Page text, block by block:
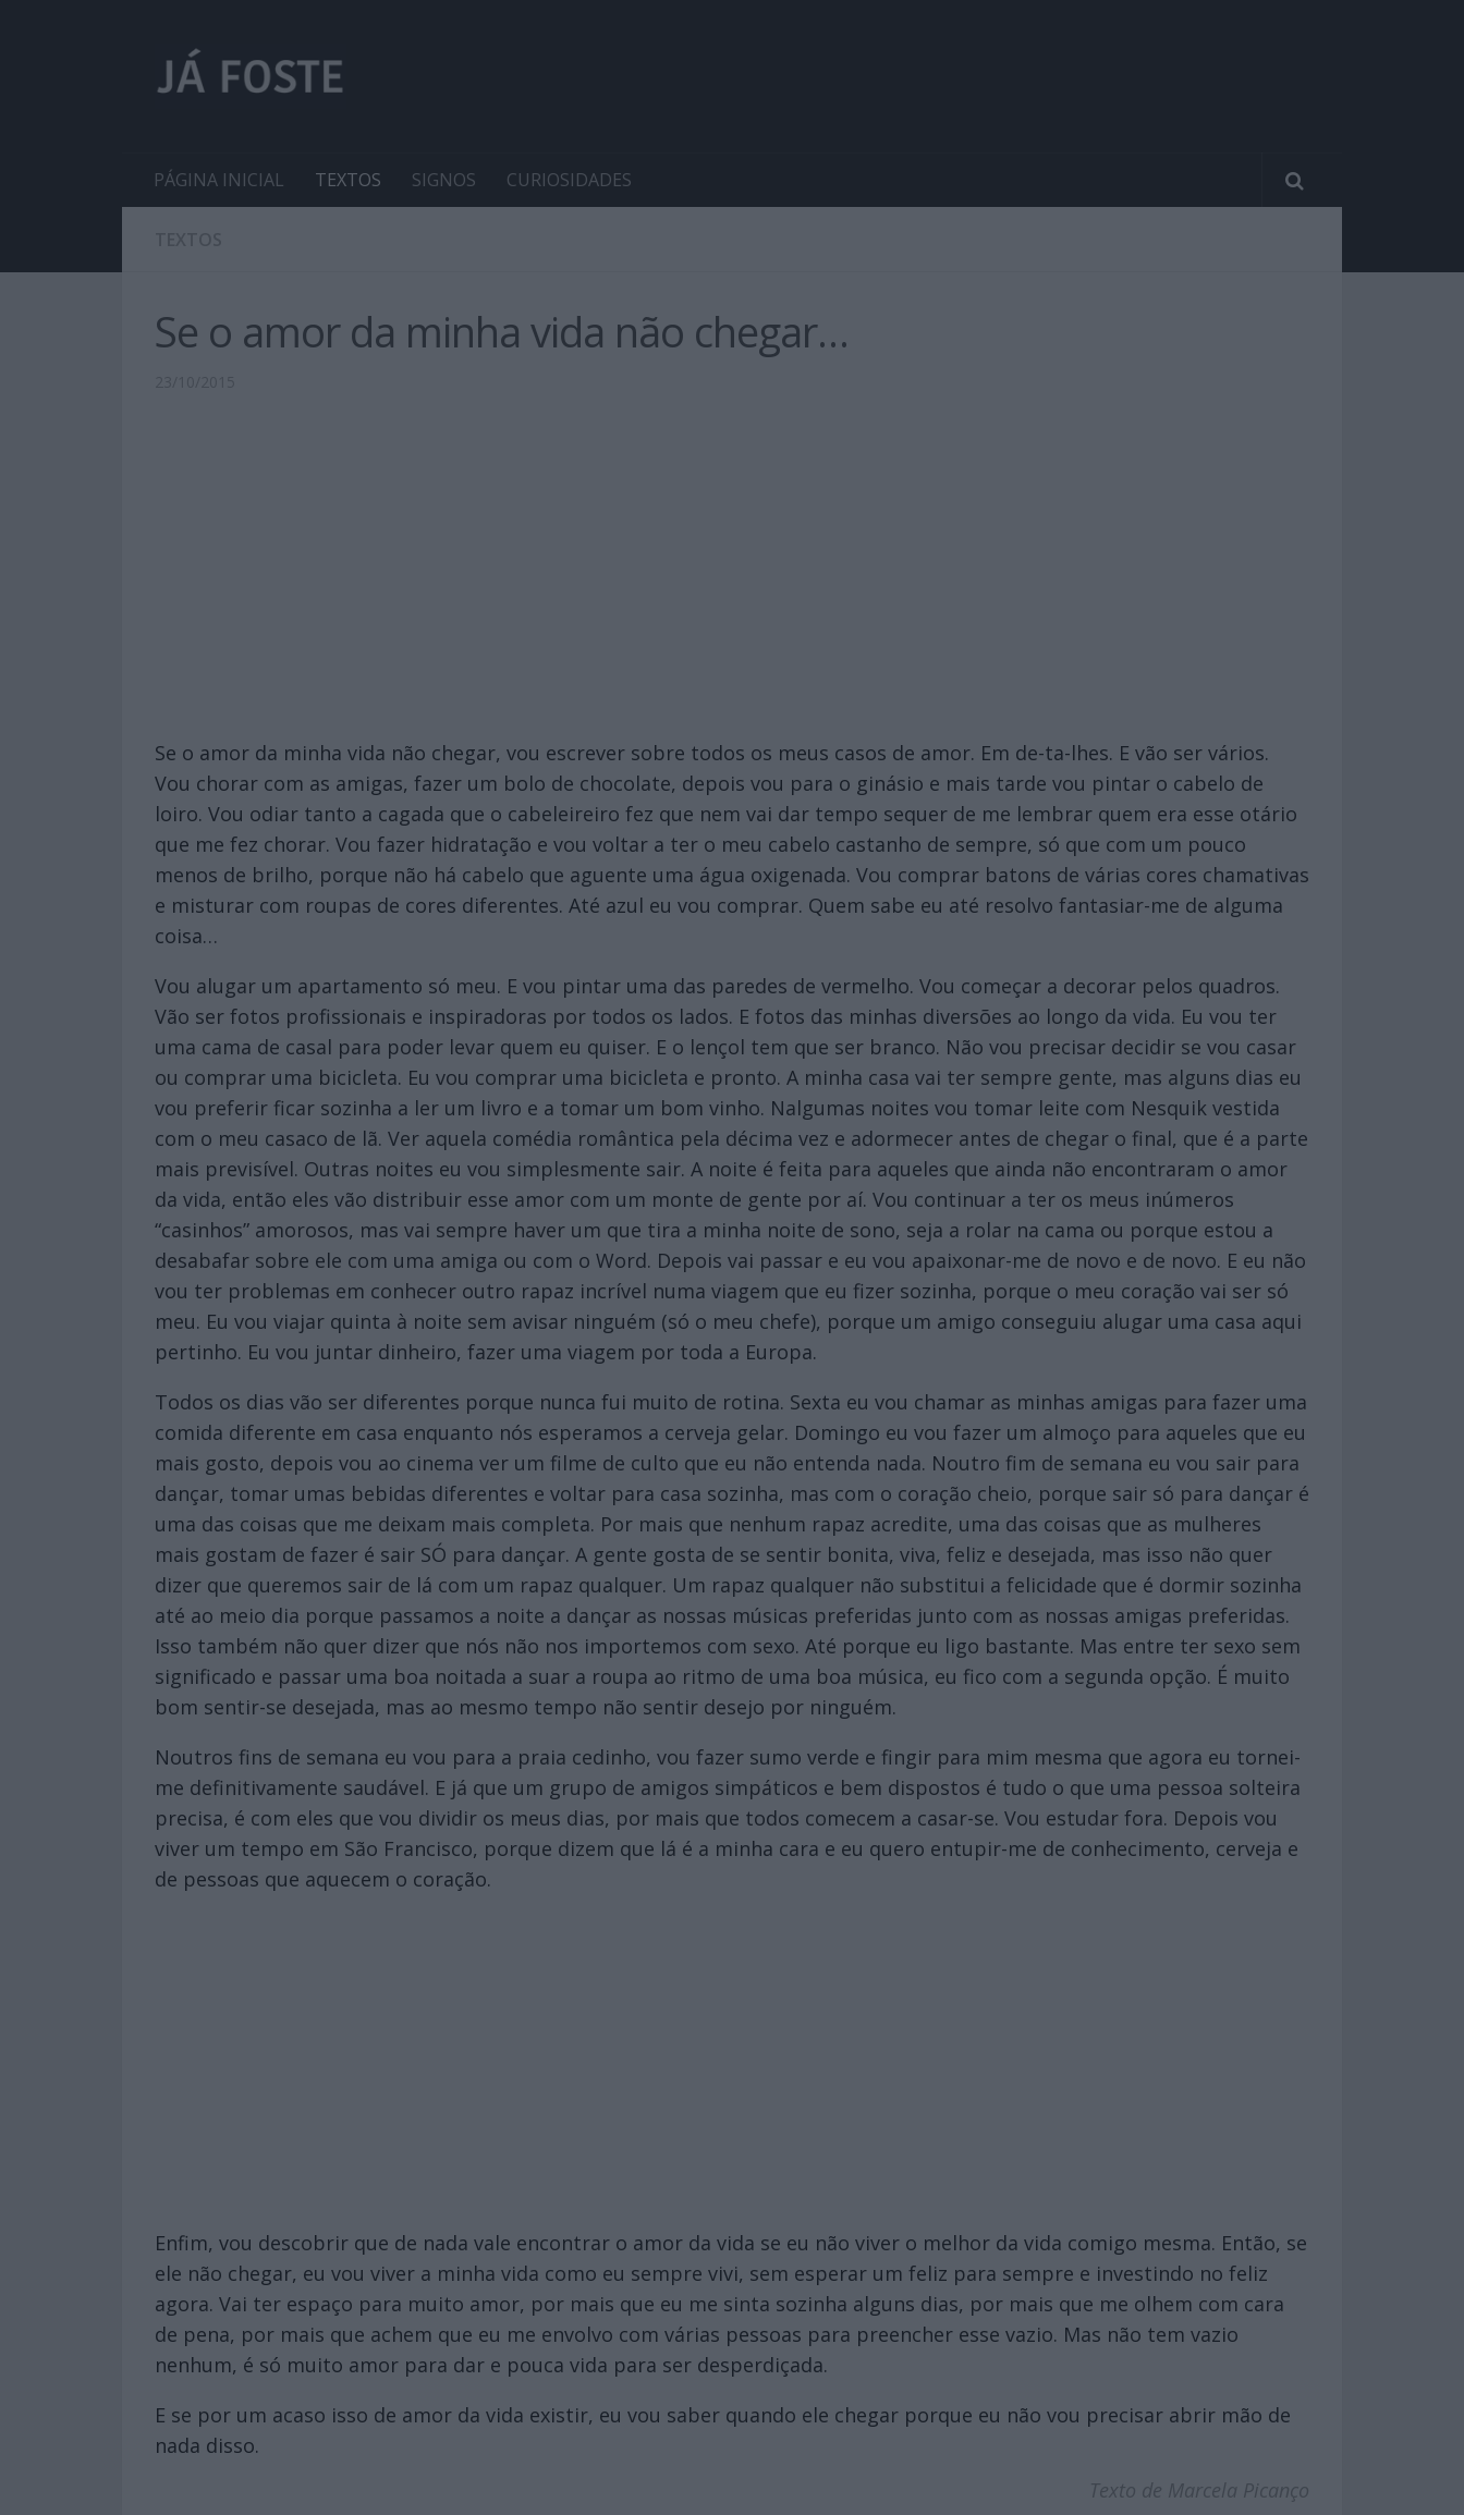
PÁGINA INICIAL TEXTOS SIGNOS CURIOSIDADES
Se o amor da minha vida não chegar…
Se o amor da minha vida não chegar, vou escrever sobre todos os meus casos de amor. Em de-ta-lhes. E vão ser vários.
Vou chorar com as amigas, fazer um bolo de chocolate, depois vou para o ginásio e mais tarde vou pintar o cabelo de
loiro. Vou odiar tanto a cagada que o cabeleireiro fez que nem vai dar tempo sequer de me lembrar quem era esse otário
que me fez chorar. Vou fazer hidratação e vou voltar a ter o meu cabelo castanho de sempre, só que com um pouco
menos de brilho, porque não há cabelo que aguente uma água oxigenada. Vou comprar batons de várias cores chamativas
e misturar com roupas de cores diferentes. Até azul eu vou comprar. Quem sabe eu até resolvo fantasiar-me de alguma
coisa…
Vou alugar um apartamento só meu. E vou pintar uma das paredes de vermelho. Vou começar a decorar pelos quadros.
Vão ser fotos profissionais e inspiradoras por todos os lados. E fotos das minhas diversões ao longo da vida. Eu vou ter
uma cama de casal para poder levar quem eu quiser. E o lençol tem que ser branco. Não vou precisar decidir se vou casar
ou comprar uma bicicleta. Eu vou comprar uma bicicleta e pronto. A minha casa vai ter sempre gente, mas alguns dias eu
vou preferir ficar sozinha a ler um livro e a tomar um bom vinho. Nalgumas noites vou tomar leite com Nesquik vestida
com o meu casaco de lã. Ver aquela comédia romântica pela décima vez e adormecer antes de chegar o final, que é a parte
mais previsível. Outras noites eu vou simplesmente sair. A noite é feita para aqueles que ainda não encontraram o amor
da vida, então eles vão distribuir esse amor com um monte de gente por aí. Vou continuar a ter os meus inúmeros
“casinhos” amorosos, mas vai sempre haver um que tira a minha noite de sono, seja a rolar na cama ou porque estou a
desabafar sobre ele com uma amiga ou com o Word. Depois vai passar e eu vou apaixonar-me de novo e de novo. E eu não
vou ter problemas em conhecer outro rapaz incrível numa viagem que eu fizer sozinha, porque o meu coração vai ser só
meu. Eu vou viajar quinta à noite sem avisar ninguém (só o meu chefe), porque um amigo conseguiu alugar uma casa aqui
pertinho. Eu vou juntar dinheiro, fazer uma viagem por toda a Europa.
Todos os dias vão ser diferentes porque nunca fui muito de rotina. Sexta eu vou chamar as minhas amigas para fazer uma
comida diferente em casa enquanto nós esperamos a cerveja gelar. Domingo eu vou fazer um almoço para aqueles que eu
mais gosto, depois vou ao cinema ver um filme de culto que eu não entenda nada. Noutro fim de semana eu vou sair para
dançar, tomar umas bebidas diferentes e voltar para casa sozinha, mas com o coração cheio, porque sair só para dançar é
uma das coisas que me deixam mais completa. Por mais que nenhum rapaz acredite, uma das coisas que as mulheres
mais gostam de fazer é sair SÓ para dançar. A gente gosta de se sentir bonita, viva, feliz e desejada, mas isso não quer
dizer que queremos sair de lá com um rapaz qualquer. Um rapaz qualquer não substitui a felicidade que é dormir sozinha
até ao meio dia porque passamos a noite a dançar as nossas músicas preferidas junto com as nossas amigas preferidas.
Isso também não quer dizer que nós não nos importemos com sexo. Até porque eu ligo bastante. Mas entre ter sexo sem
significado e passar uma boa noitada a suar a roupa ao ritmo de uma boa música, eu fico com a segunda opção. É muito
bom sentir-se desejada, mas ao mesmo tempo não sentir desejo por ninguém.
Noutros fins de semana eu vou para a praia cedinho, vou fazer sumo verde e fingir para mim mesma que agora eu tornei-
me definitivamente saudável. E já que um grupo de amigos simpáticos e bem dispostos é tudo o que uma pessoa solteira
precisa, é com eles que vou dividir os meus dias, por mais que todos comecem a casar-se. Vou estudar fora. Depois vou
viver um tempo em São Francisco, porque dizem que lá é a minha cara e eu quero entupir-me de conhecimento, cerveja e
de pessoas que aquecem o coração.
Enfim, vou descobrir que de nada vale encontrar o amor da vida se eu não viver o melhor da vida comigo mesma. Então, se
ele não chegar, eu vou viver a minha vida como eu sempre vivi, sem esperar um feliz para sempre e investindo no feliz
agora. Vai ter espaço para muito amor, por mais que eu me sinta sozinha alguns dias, por mais que me olhem com cara
de pena, por mais que achem que eu me envolvo com várias pessoas para preencher esse vazio. Mas não tem vazio
nenhum, é só muito amor para dar e pouca vida para ser desperdiçada.
E se por um acaso isso de amor da vida existir, eu vou saber quando ele chegar porque eu não vou precisar abrir mão de
nada disso.
Texto de Marcela Picanço